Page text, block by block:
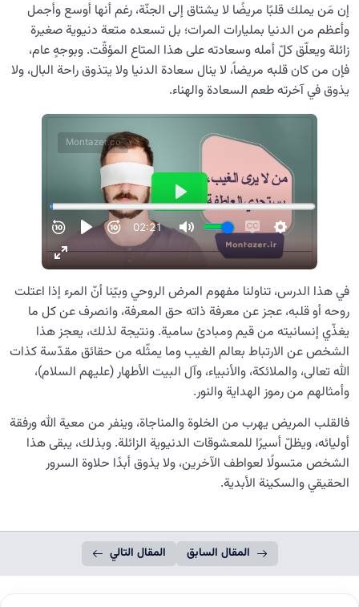
إن مَن يملك قلبًا مريضًا لا يشتاق إلى الجنّة، رغم أنها أوسع وأجمل
وأعظم من الدنيا بمليارات المرات؛ بل تسعده متعة دنيوية صغيرة
زائلة ويعلّق كلّ أمله وسعادته على هذا المتاع المؤقّت. وبوجهٍ عام،
فإن من كان قلبه مريضاً، لا ينال سعادة الدنيا ولا يتذوق راحة البال، ولا
يذوق في آخرته طعم السعادة والهناء.
في هذا الدرس، تناولنا مفهوم المرض الروحي وبيّنا أنّ المرء إذا اعتلت
روحه أو قلبه، عجز عن معرفة ذاته حق المعرفة، وانصرف عن كل ما
يغذّي إنسانيته من قيم ومبادئ سامية. ونتيجة لذلك، يعجز هذا
الشخص عن الارتباط بعالم الغيب وما يمثّله من حقائق مقدّسة كذات
الله تعالى، والملائكة، والأنبياء، وآل البيت الأطهار (عليهم السلام)،
وأمثالهم من رموز الهداية والنور.
فالقلب المريض يهرب من الخلوة والمناجاة، وينفر من معية الله ورفقة
أوليائه، ويظلّ أسيرًا للمعشوقات الدنيوية الزائلة. وبذلك، يبقى هذا
الشخص متسولًا لعواطف الآخرين، ولا يذوق أبدًا حلاوة السرور
الحقيقي والسكينة الأبدية.
المقال السابق المقال التالي